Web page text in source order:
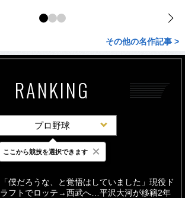
その他の名作記事 >
RANKING
プロ野球
最新 24時間 週間
「僕だろうな、と覚悟はしていました」現役ド
ラフトでロッテ→西武へ…平沢大河が移籍2年
ここから競技を選択できます ×